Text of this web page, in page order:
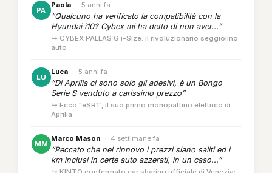
PA
Paola · 5 anni fa
“Qualcuno ha verificato la compatibilità con la
Hyundai i10? Cybex mi ha detto di non aver...”
↳ CYBEX PALLAS G i-Size: il rivoluzionario seggiolino
auto
LU
Luca · 5 anni fa
“Di Aprilia ci sono solo gli adesivi, è un Bongo
Serie S venduto a carissimo prezzo”
↳ Ecco "eSR1", il suo primo monopattino elettrico di
Aprilia
MM
Marco Mason · 4 settimane fa
“Peccato che nel rinnovo i prezzi siano saliti ed i
km inclusi in certe auto azzerati, in un caso...”